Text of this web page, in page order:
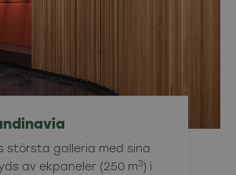
största galleria med sina
av ekpaneler (250 m3) i